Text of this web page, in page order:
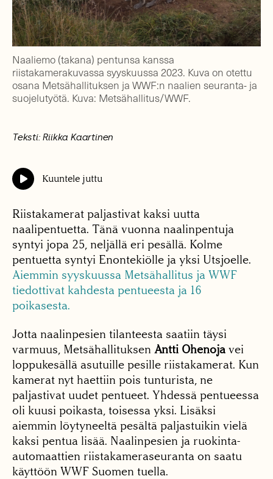
Naaliemo (takana) pentunsa kanssa
riistakamerakuvassa syyskuussa 2023. Kuva on otettu
osana Metsähallituksen ja WWF:n naalien seuranta- ja
suojelutyötä. Kuva: Metsähallitus/WWF.
Teksti: Riikka Kaartinen
Kuuntele juttu
Riistakamerat paljastivat kaksi uutta
naalipentuetta. Tänä vuonna naalinpentuja
syntyi jopa 25, neljällä eri pesällä. Kolme
pentuetta syntyi Enontekiölle ja yksi Utsjoelle.
Aiemmin syyskuussa Metsähallitus ja WWF
tiedottivat kahdesta pentueesta ja 16
poikasesta.
Jotta naalinpesien tilanteesta saatiin täysi
varmuus, Metsähallituksen Antti Ohenoja vei
loppukesällä asutuille pesille riistakamerat. Kun
kamerat nyt haettiin pois tunturista, ne
paljastivat uudet pentueet. Yhdessä pentueessa
oli kuusi poikasta, toisessa yksi. Lisäksi
aiemmin löytyneeltä pesältä paljastuikin vielä
kaksi pentua lisää. Naalinpesien ja ruokinta-
automaattien riistakameraseuranta on saatu
käyttöön WWF Suomen tuella.